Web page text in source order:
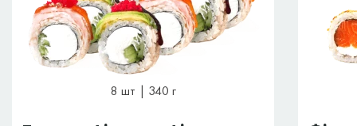
8 шт | 340 г